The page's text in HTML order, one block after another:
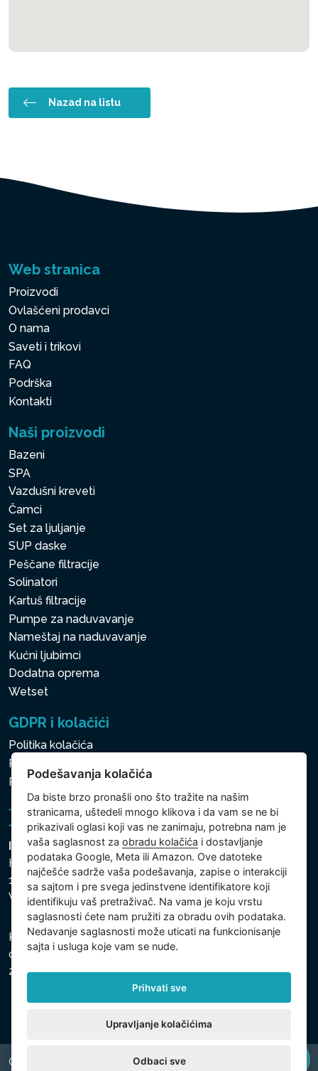
Nazad na listu
Web stranica
Proizvodi
Ovlašćeni prodavci
O nama
Saveti i trikovi
FAQ
Podrška
Kontakti
Naši proizvodi
Bazeni
SPA
Vazdušni kreveti
Čamci
Set za ljuljanje
SUP daske
Peščane filtracije
Solinatori
Kartuš filtracije
Pumpe za naduvavanje
Nameštaj na naduvavanje
Kućni ljubimci
Dodatna oprema
Wetset
GDPR i kolačići
Politika kolačića
Politika zaštite ličnih i drugih obrađivanih podataka
Politika kolačića
Intex Trading, s.r.o.
Hradecká 2526/3
130 00 Praha 3
Vinohrady - Česká republika
Kompanija je registrovana u Opštinskom sudu u Pragu,
odeljak C, uložak 74759, Identifikacioni broj kompanije:
26150808, Poreski identifikacioni broj: CZ26150808.
Copyright © 2026 INTEX TRADING s.r.o. All rights reserved.
Podešavanja kolačića
Da biste brzo pronašli ono što tražite na našim
stranicama, uštedeli mnogo klikova i da vam se ne bi
prikazivali oglasi koji vas ne zanimaju, potrebna nam je
vaša saglasnost zaobradu kolačića i dostavljanje
podataka Google, Meta ili Amazon. Ove datoteke
najčešće sadrže vaša podešavanja, zapise o interakciji
sa sajtom i pre svega jedinstvene identifikatore koji
identifikuju vaš pretraživač. Na vama je koju vrstu
saglasnosti ćete nam pružiti za obradu ovih podataka.
Nedavanje saglasnosti može uticati na funkcionisanje
sajta i usluga koje vam se nude.
Prihvati sve
Upravljanje kolačićima
Odbaci sve